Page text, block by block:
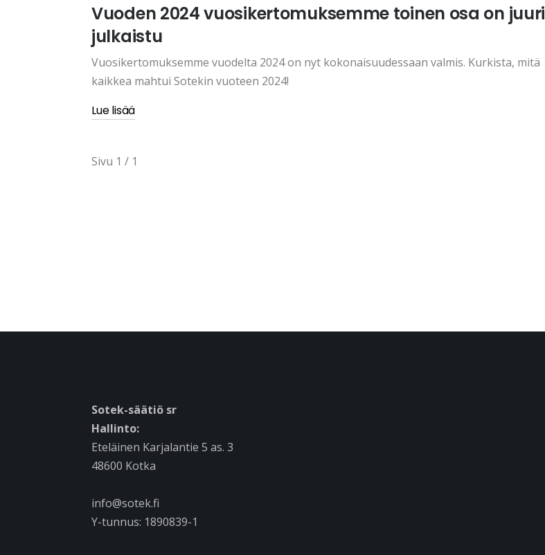
Vuoden 2024 vuosikertomuksemme toinen osa on juuri
julkaistu
Vuosikertomuksemme vuodelta 2024 on nyt kokonaisuudessaan valmis. Kurkista, mitä
kaikkea mahtui Sotekin vuoteen 2024!
Lue lisää
Sivu 1 / 1
Sotek-säätiö sr
Hallinto:
Eteläinen Karjalantie 5 as. 3
48600 Kotka
info@sotek.fi
Y-tunnus: 1890839-1